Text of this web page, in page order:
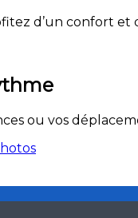
d’un confort et
ou vos